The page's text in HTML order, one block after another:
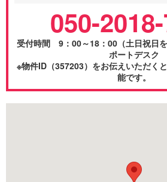
050-
受付時間 9：00～18：00（土日祝日
ポートデスク
※物件ID（357203）をお伝えいただく
能です。